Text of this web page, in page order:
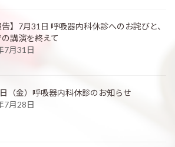
告】7月31日 呼吸器内科休診へのお詫びと、
講演を終えて
7月31日
（金）呼吸器内科休診のお知らせ
7月28日